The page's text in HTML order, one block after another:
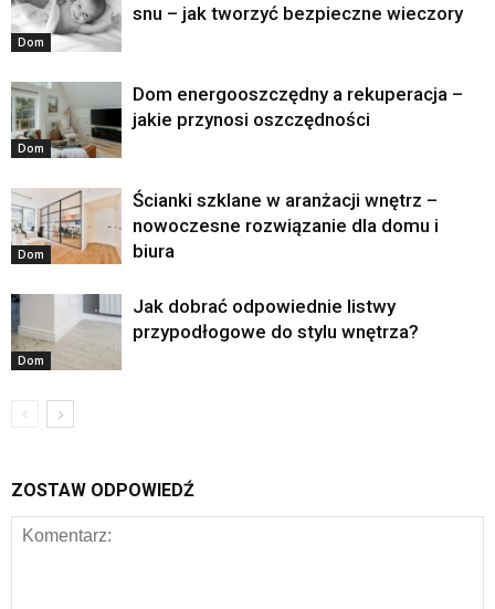
Dom
snu – jak tworzyć bezpieczne wieczory
Dom
Dom energooszczędny a rekuperacja –
jakie przynosi oszczędności
Dom
Ścianki szklane w aranżacji wnętrz –
nowoczesne rozwiązanie dla domu i
biura
Dom
Jak dobrać odpowiednie listwy
przypodłogowe do stylu wnętrza?
ZOSTAW ODPOWIEDŹ